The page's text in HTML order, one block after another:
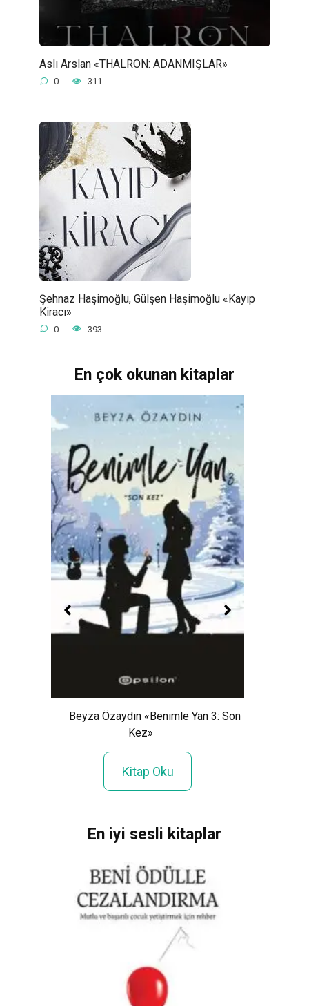
Aslı Arslan «THALRON: ADANMIŞLAR»
0 311
Şehnaz Haşimoğlu, Gülşen Haşimoğlu «Kayıp
Kiracı»
0 393
En çok okunan kitaplar
Beyza Özaydın «Benimle Yan 3: Son
Kez»
Kitap Oku
En iyi sesli kitaplar